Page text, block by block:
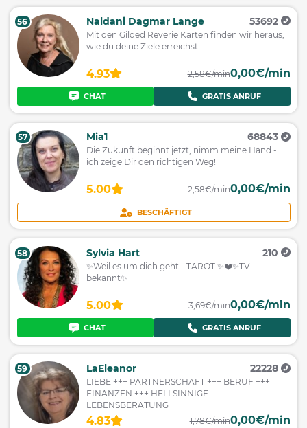
56 Naldani Dagmar Lange 53692
Mit den Gilded Reverie Karten finden wir heraus,
wie du deine Ziele erreichst.
4.93 2,58€/min0,00€/min
CHAT GRATIS ANRUF
57 Mia1 68843
Die Zukunft beginnt jetzt, nimm meine Hand -
ich zeige Dir den richtigen Weg!
5.00 2,58€/min0,00€/min
BESCHÄFTIGT
58 Sylvia Hart 210
✨Weil es um dich geht - TAROT ✨❤️✨TV-
bekannt✨
5.00 3,69€/min0,00€/min
CHAT GRATIS ANRUF
59 LaEleanor 22228
LIEBE +++ PARTNERSCHAFT +++ BERUF +++
FINANZEN +++ HELLSINNIGE
LEBENSBERATUNG
4.83 1,78€/min0,00€/min